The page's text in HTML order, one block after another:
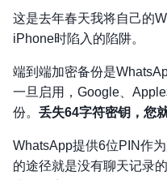
这是去年春天我将自己的
iPhone时陷入的陷阱。
端到端加密备份是
一旦启用，Google、
份。 丢失64字符密钥，您
WhatsApp提供6位PIN作
的途径就是没有聊天记录